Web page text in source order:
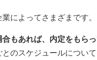
によってさまざまです。
もあれば、内定をもら
とのスケジュールについ